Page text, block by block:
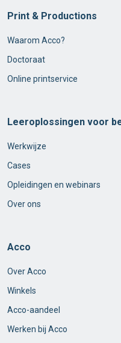
Print & Productions
Waarom Acco?
Doctoraat
Online printservice
Leeroplossingen voor
Werkwijze
Cases
Opleidingen en webinars
Over ons
Acco
Over Acco
Winkels
Acco-aandeel
Werken bij Acco